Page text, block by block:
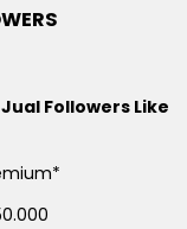
Followers Like